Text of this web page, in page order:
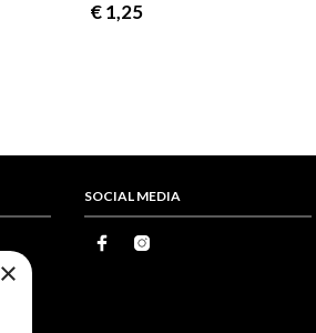
€1,25
SOCIAL MEDIA
×